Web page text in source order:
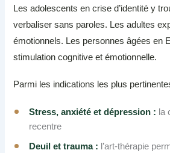
Les adolescents en crise d’identité y
verbaliser sans paroles. Les adultes
émotionnels. Les personnes âgées en
stimulation cognitive et émotionnelle.
Parmi les indications les plus
Stress, anxiété et dépression : la
recentre
Deuil et trauma : l’art-thérapie